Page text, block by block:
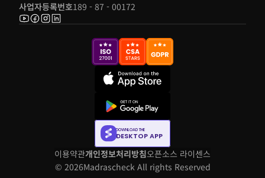
사업자등록번호189 - 87 - 00172
DOWNLOAD THE
DESKTOP APP
이용약관개인정보처리방침오픈소스 라이센스
© 2026Madrascheck All rights Reserved